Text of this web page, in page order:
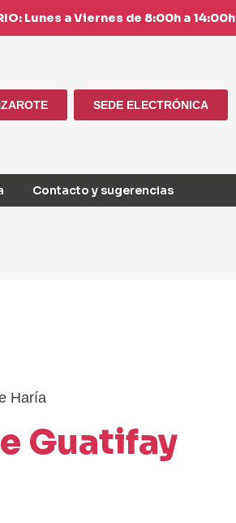
Lunes a Viernes de 8:00h a 14:00h
SEDE ELECTRÓNICA
Contacto y sugerencias
Haría
Guatifay